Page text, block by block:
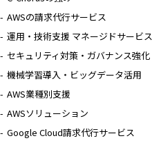
AWSの請求代行サービス
運用・技術支援 マネージドサービス
セキュリティ対策・ガバナンス強化
機械学習導入・ビッグデータ活用
AWS業種別支援
AWSソリューション
Google Cloud請求代行サービス